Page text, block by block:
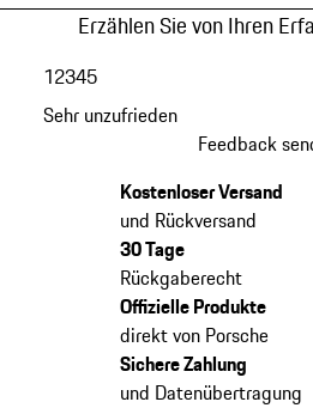
Erzählen Sie von Ihren
Sehr unzufrieden
12345
Feedback
Kostenloser Versand
und Rückversand
30 Tage
Rückgaberecht
Offizielle Produkte
direkt von Porsche
Sichere Zahlung
und Datenübertragung